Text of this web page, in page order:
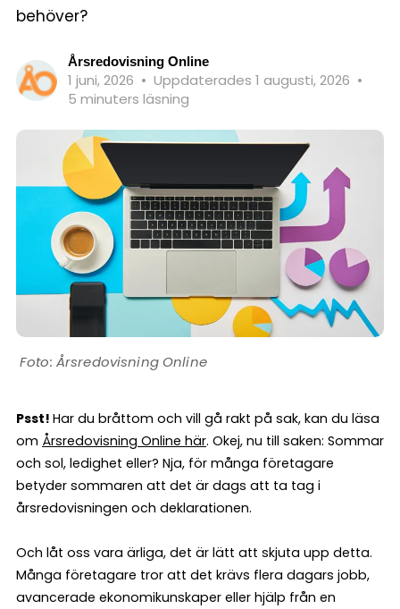
behöver?
Årsredovisning Online
1 juni, 2026 • Uppdaterades 1 augusti, 2026 •
5 minuters läsning
Årsredovisning Online
Psst! Har du bråttom och vill gå rakt på sak, kan du läsa
om Årsredovisning Online här. Okej, nu till saken: Sommar
och sol, ledighet eller? Nja, för många företagare
betyder sommaren att det är dags att ta tag i
årsredovisningen och deklarationen.
Och låt oss vara ärliga, det är lätt att skjuta upp detta.
Många företagare tror att det krävs flera dagars jobb,
avancerade ekonomikunskaper eller hjälp från en